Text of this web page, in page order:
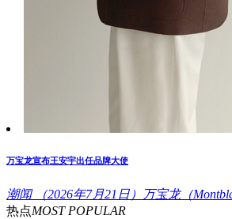
万宝龙宣布王安宇出任品牌大使
潮闻
（2026年7月21日）万宝龙（
热点MOST POPULAR